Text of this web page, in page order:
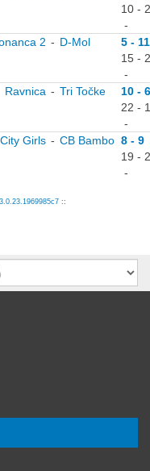
10 -
-
2 - D-Mol
5 - 11
15 -
-
Ravnica - Tri Točke
10 - 6
22 -
-
City Girls - CB Bambo 8 - 9
19 -
-
::